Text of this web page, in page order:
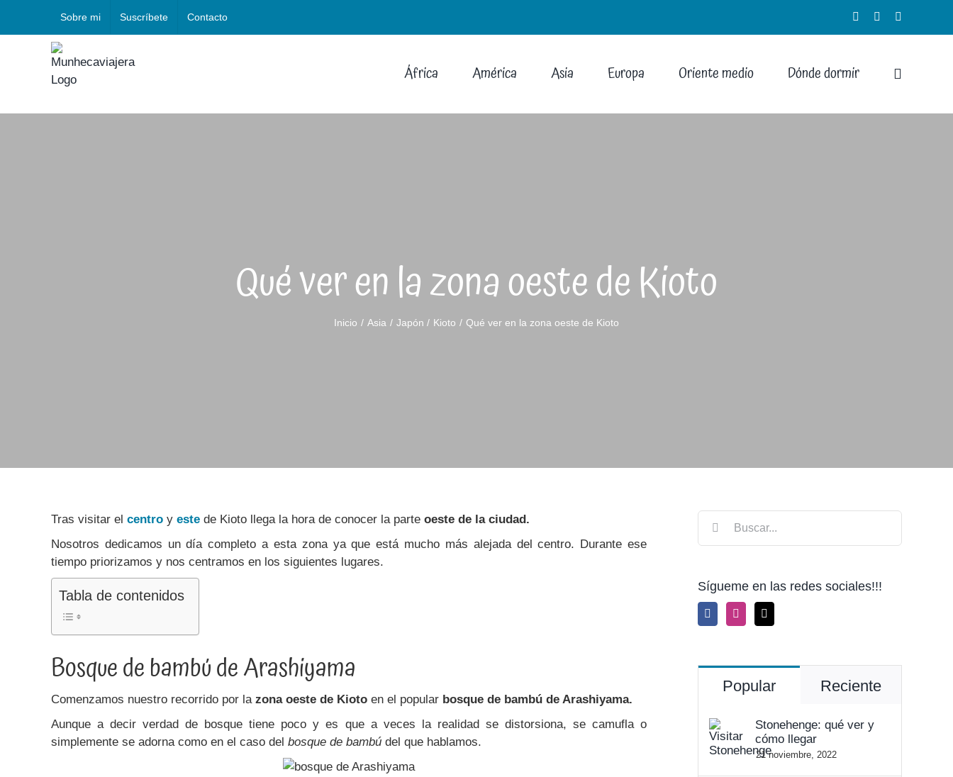
Sobre mi Suscríbete Contacto FacebookInstagram
África América Asia Europa Oriente medio Dónde dormir
Qué ver en la zona oeste de Kioto
Inicio Asia Japón Kioto Qué ver en la zona oeste de Kioto
Tras visitar el centro y este de Kioto llega la hora de conocer la parte oeste de la ciudad.
Nosotros dedicamos un día completo a esta zona ya que está mucho más alejada del centro. Durante ese
tiempo priorizamos y nos centramos en los siguientes lugares.
Tabla de contenidos
Bosque de bambú de Arashiyama
Comenzamos nuestro recorrido por la zona oeste de Kioto en el popular bosque de bambú de Arashiyama.
Aunque a decir verdad de bosque tiene poco y es que a veces la realidad se distorsiona, se camufla o
simplemente se adorna como en el caso del bosque de bambú del que hablamos.
Sígueme en las redes sociales!!!
Popular Reciente
Stonehenge: qué ver y
cómo llegar
21 noviembre, 2022